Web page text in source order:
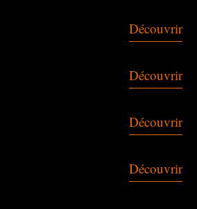
Découvrir
Découvrir
Découvrir
Découvrir